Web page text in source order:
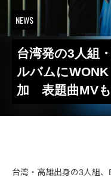
NEWS
台湾発の3人組
ルバムに
加 表題曲MVも
台湾・高雄出身の3人組